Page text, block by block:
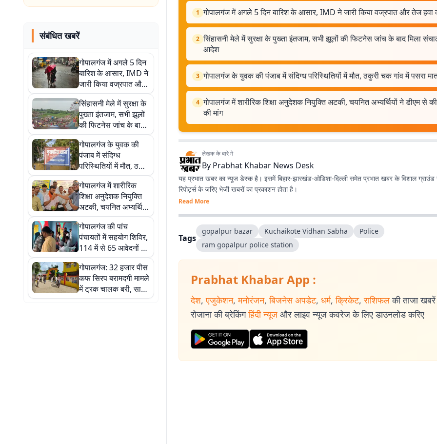
संबंधित खबरें
गोपालगंज में अगले 5 दिन
बारिश के आसार, IMD ने
जारी किया वज्रपात और
तेज हवा का अलर्ट
सिंहासनी मेले में सुरक्षा के
पुख्ता इंतजाम, सभी झूलों
की फिटनेस जांच के बाद
मिला संचालन का आदेश
गोपालगंज के युवक की
पंजाब में संदिग्ध
परिस्थितियों में मौत, ठकुरी
चक गांव में पसरा मातम
गोपालगंज में शारीरिक
शिक्षा अनुदेशक नियुक्ति
अटकी, चयनित अभ्यर्थियों
ने डीएम से की हस्तक्षेप की
मांग
गोपालगंज की पांच
पंचायतों में सहयोग शिविर,
114 में से 65 आवेदनों का
मौके पर हुआ निष्पादन
गोपालगंज: 32 हजार पीस
कफ सिरप बरामदगी मामले
में ट्रक चालक बरी, साक्ष्य
के अभाव में कोर्ट का
1 गोपालगंज में अगले 5 दिन बारिश के आसार, IMD ने जारी किया वज्रपात और तेज हवा
2 सिंहासनी मेले में सुरक्षा के पुख्ता इंतजाम, सभी झूलों की फिटनेस जांच के बाद मिला
आदेश
3 गोपालगंज के युवक की पंजाब में संदिग्ध परिस्थितियों में मौत, ठकुरी चक गांव में पसरा
4 गोपालगंज में शारीरिक शिक्षा अनुदेशक नियुक्ति अटकी, चयनित अभ्यर्थियों ने डीएम से
की मांग
लेखक के बारे में
By Prabhat Khabar News Desk
यह प्रभात खबर का न्यूज डेस्क है। इसमें बिहार-झारखंड-ओडिशा-दिल्‍ली समेत प्रभात खबर के विशाल
रिपोर्ट्स के जरिए भेजी खबरों का प्रकाशन होता है।
Read More
Tags
gopalpur bazar Kuchaikote Vidhan Sabha
Police
ram gopalpur police station
Prabhat Khabar App :
देश, एजुकेशन, मनोरंजन, बिजनेस अपडेट, धर्म, क्रिकेट, राशिफल की ताजा
रोजाना की ब्रेकिंग हिंदी न्यूज और लाइव न्यूज कवरेज के लिए डाउनलोड करिए